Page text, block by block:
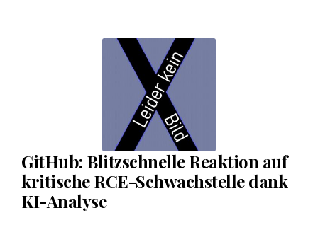
GitHub: Blitzschnelle Reaktion auf
kritische RCE-Schwachstelle dank
KI-Analyse